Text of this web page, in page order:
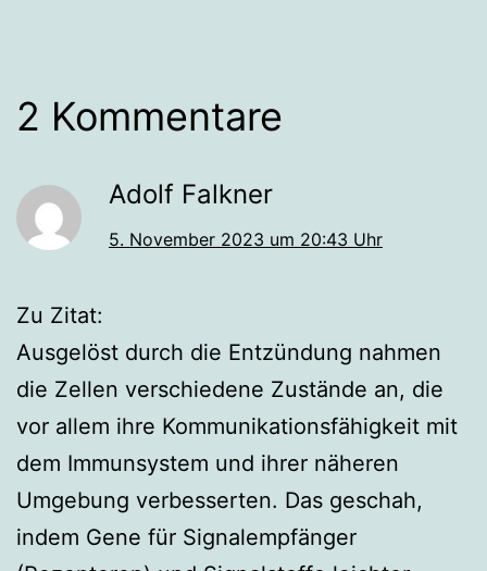
2 Kommentare
Adolf Falkner
5. November 2023 um 20:43 Uhr
Zu Zitat:
Ausgelöst durch die Entzündung nahmen
die Zellen verschiedene Zustände an, die
vor allem ihre Kommunikationsfähigkeit mit
dem Immunsystem und ihrer näheren
Umgebung verbesserten. Das geschah,
indem Gene für Signalempfänger